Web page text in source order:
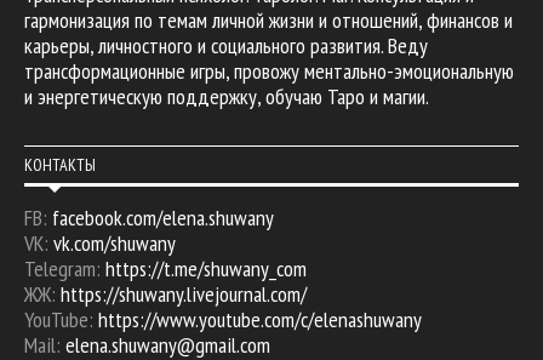
гармонизация по темам личной жизни и отношений, финансов и
карьеры, личностного и социального развития. Веду
трансформационные игры, провожу ментально-эмоциональную
и энергетическую поддержку, обучаю Таро и магии.
КОНТАКТЫ
FB: facebook.com/elena.shuwany
VK: vk.com/shuwany
Telegram: https://t.me/shuwany_com
ЖЖ: https://shuwany.livejournal.com/
YouTube: https://www.youtube.com/c/elenashuwany
Mail: elena.shuwany@gmail.com